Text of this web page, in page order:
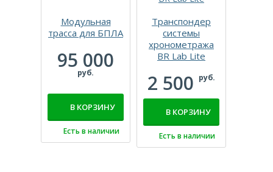
Модульная
трасса для БПЛА
95 000
руб.
В КОРЗИНУ
Есть в наличии
Транспондер
системы
хронометража
BR Lab Lite
2 500 руб.
В КОРЗИНУ
Есть в наличии